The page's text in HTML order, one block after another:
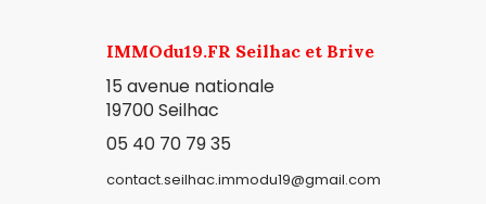
IMMOdu19.FR Seilhac et Brive
15 avenue nationale
19700 Seilhac
05 40 70 79 35
contact.seilhac.immodu19@gmail.com